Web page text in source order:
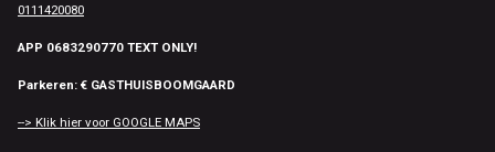
0111420080
APP 0683290770 TEXT ONLY!
Parkeren: € GASTHUISBOOMGAARD
--> Klik hier voor GOOGLE MAPS